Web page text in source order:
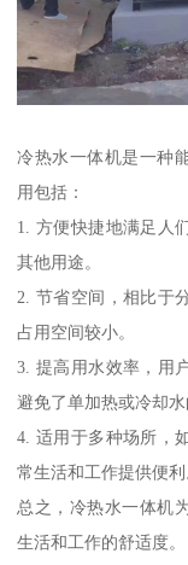
冷热水一体机是一种
用包括：
1. 方便快捷地满足人
其他用途。
2. 节省空间，相比于
占用空间较小。
3. 提高用水效率，用
避免了单加热或冷却水
4. 适用于多种场所，
常生活和工作提供便利
总之，冷热水一体机
生活和工作的舒适度。